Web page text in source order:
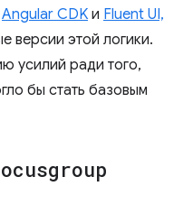
Angular CDK и Fluent UI,
версии этой логики.
усилий ради того,
бы стать базовым